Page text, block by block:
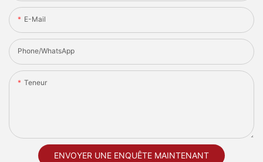
E-Mail
Phone/whatsApp
Teneur
ENVOYER UNE ENQUÊTE MAINTENANT